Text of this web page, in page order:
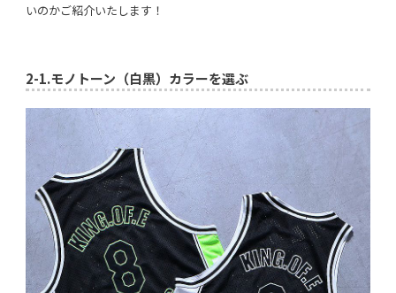
いのかご紹介いたします！
2-1.モノトーン（白黒）カラーを選ぶ